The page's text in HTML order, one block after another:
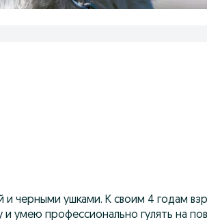
и черными ушками. К своим 4 годам
умею профессионально гулять на